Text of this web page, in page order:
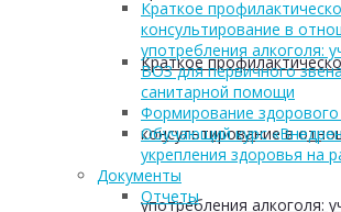
Краткое
консультирование в
употребления алкоголя:
Краткое
консультирование в
употребления алкоголя:
ВОЗ для первичного
санитарной помощи
Формирование
Обучающий курс
укрепления здоровья на
Документы
Отчеты